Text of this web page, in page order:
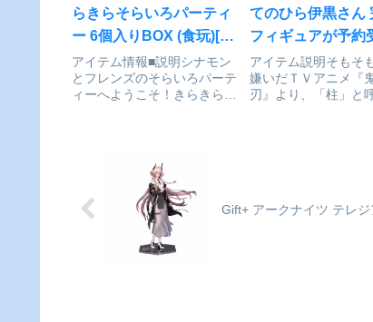
らきらそらいろパーティ
ー 6個入りBOX (食玩)[リ
ーメント]が好評発売中
アイテム情報■説明シナモン
とフレンズのそらいろパーテ
ィーへようこそ！きらきらな
んぱ〜い! 、3まよっちゃっ
た！、4かわいいスイーツが
いっぱい！、5とっておきの
デザ...
てのひら伊黒さん
フィギュアが予約
始
アイテム説明そもそ
嫌いだＴＶアニメ『
刃』より、「柱」と
ーズと...
Gift+ アークナイツ テレ